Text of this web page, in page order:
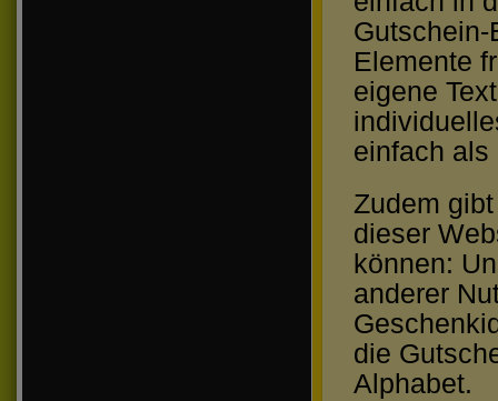
Elemente
eigene
einfach als
Zudem
dieser
können:
anderer
die
Alphabet.